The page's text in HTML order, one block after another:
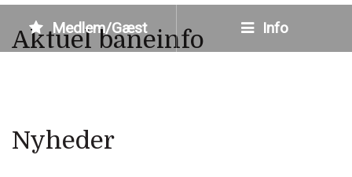
Medlem/Gæst Info
Aktuel baneinfo
Nyheder